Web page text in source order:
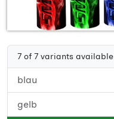
7 of 7 variants available
blau
gelb